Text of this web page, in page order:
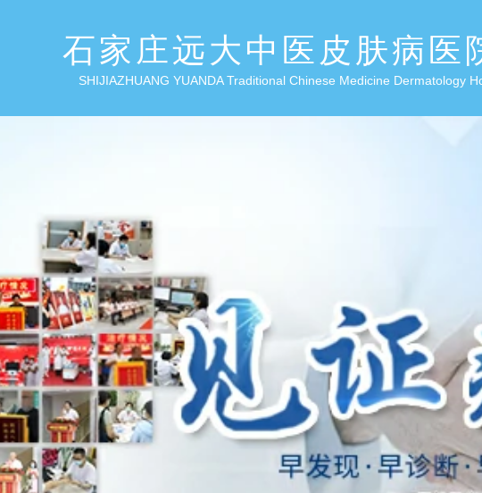
石家庄远大中医皮肤病医
SHIJIAZHUANG YUANDA Traditional Chinese Medicine Dermatology